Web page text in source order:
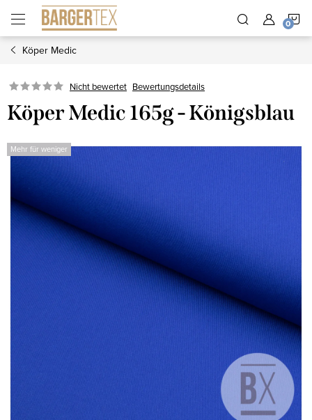
Inhalt
springen
Köper Medic
Nicht bewertet Bewertungsdetails
Köper Medic 165g - Königsblau
Mehr für weniger